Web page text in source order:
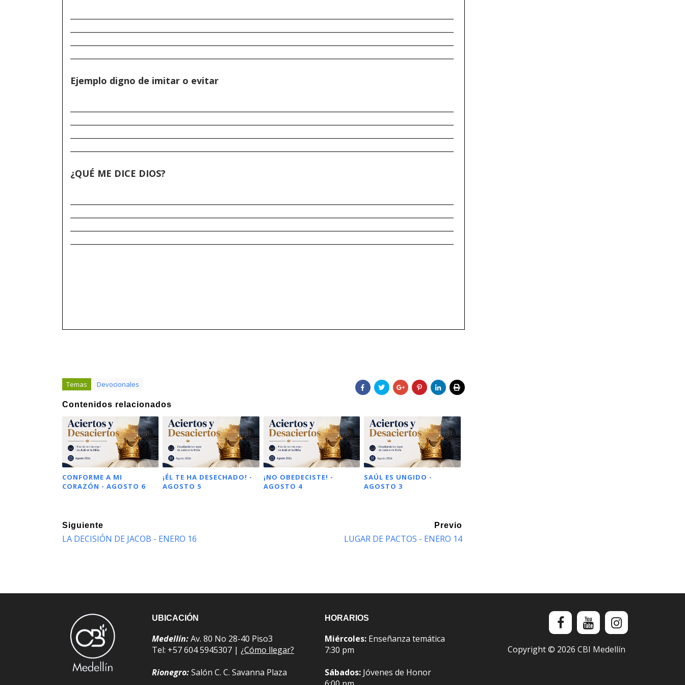
Ejemplo digno de imitar o evitar
¿QUÉ ME DICE DIOS?
Temas Devocionales
Contenidos relacionados
CONFORME A MI
CORAZÓN - AGOSTO 6
¡ÉL TE HA DESECHADO! -
AGOSTO 5
¡NO OBEDECISTE! -
AGOSTO 4
SAÚL ES UNGIDO -
AGOSTO 3
Siguiente
LA DECISIÓN DE JACOB - ENERO 16
Previo
LUGAR DE PACTOS - ENERO 14
UBICACIÓN
Medellín:Av. 80 No 28-40 Piso3
Tel: +57 604 5945307 | ¿Cómo llegar?
Rionegro:Salón C. C. Savanna Plaza
HORARIOS
Miércoles: Enseñanza temática
7:30 pm
Sábados: Jóvenes de Honor
Copyright © 2026 CBI Medellín